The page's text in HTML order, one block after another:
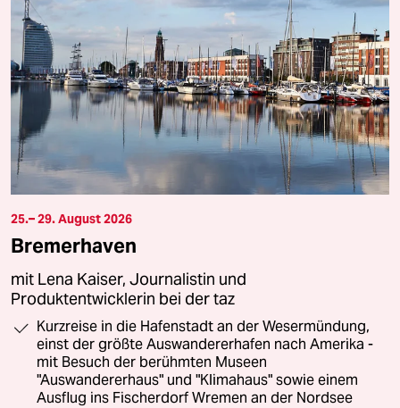
25.– 29. August 2026
Bremerhaven
mit Lena Kaiser, Journalistin und
Produktentwicklerin bei der taz
Kurzreise in die Hafenstadt an der Wesermündung,
einst der größte Auswandererhafen nach Amerika -
mit Besuch der berühmten Museen
"Auswandererhaus" und "Klimahaus" sowie einem
Ausflug ins Fischerdorf Wremen an der Nordsee